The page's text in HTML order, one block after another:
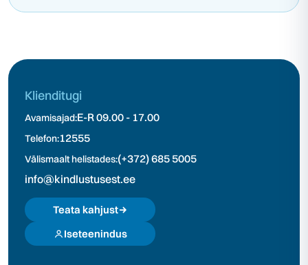
Klienditugi
Avamisajad:E-R 09.00 - 17.00
Telefon:12555
Välismaalt helistades:(+372) 685 5005
info@kindlustusest.ee
Teata kahjust
Iseteenindus